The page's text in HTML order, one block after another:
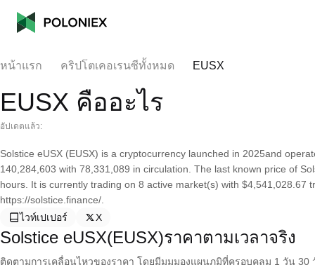
หน้าแรก คริปโตเคอเรนซีทั้งหมด EUSX
EUSX คืออะไร
อัปเดตแล้ว:
Solstice eUSX (EUSX) is a cryptocurrency launched in 2025and
140,284,603 with 78,331,089 in circulation. The last known price of
hours. It is currently trading on 8 active market(s) with
https://solstice.finance/.
ไวท์เปเปอร์
X
Solstice eUSX(EUSX)ราคาตามเวลาจริง
ติดตามการเคลื่อนไหวของราคา โดยมีมุมมองแผนภูมิที่ครอบคลุม 1 วัน 30